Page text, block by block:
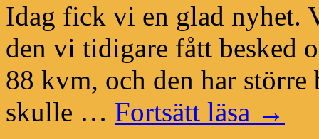
Idag fick vi en glad nyhet.
den vi tidigare fått besked
88 kvm, och den har
skulle … Fortsätt läsa →